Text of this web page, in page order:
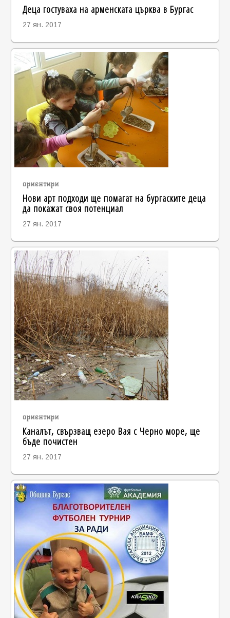
Деца гостуваха на арменската църква в Бургас
27 ян. 2017
ориентири
Нови арт подходи ще помагат на бургаските деца
да покажат своя потенциал
27 ян. 2017
ориентири
Каналът, свързващ езеро Вая с Черно море, ще
бъде почистен
27 ян. 2017